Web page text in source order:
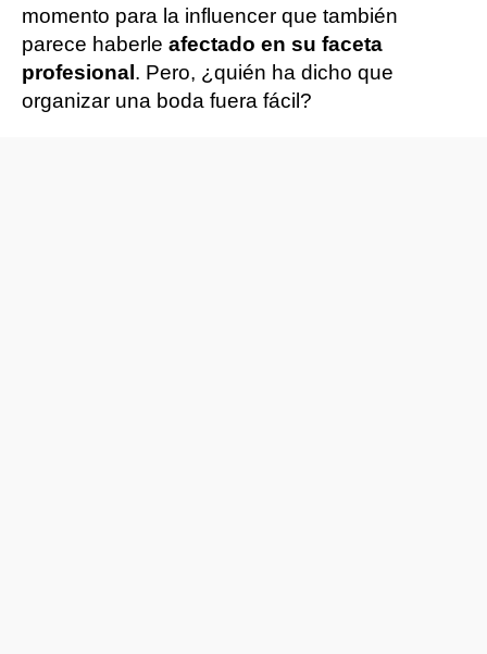
momento para la influencer que también
parece haberle afectado en su faceta
profesional . Pero, ¿quién ha dicho que
organizar una boda fuera fácil?